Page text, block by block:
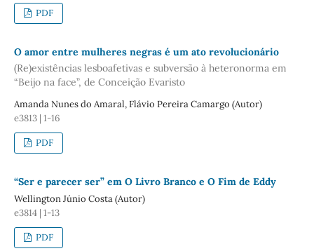
PDF
O amor entre mulheres negras é um ato revolucionário
(Re)existências lesboafetivas e subversão à heteronorma em
“Beijo na face”, de Conceição Evaristo
Amanda Nunes do Amaral, Flávio Pereira Camargo (Autor)
e3813 | 1-16
PDF
“Ser e parecer ser” em O Livro Branco e O Fim de Eddy
Wellington Júnio Costa (Autor)
e3814 | 1-13
PDF